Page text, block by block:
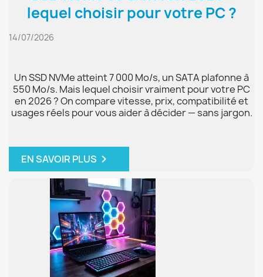
lequel choisir pour votre PC ?
14/07/2026
Un SSD NVMe atteint 7 000 Mo/s, un SATA plafonne à
550 Mo/s. Mais lequel choisir vraiment pour votre PC
en 2026 ? On compare vitesse, prix, compatibilité et
usages réels pour vous aider à décider — sans jargon.
EN SAVOIR PLUS chevron_right